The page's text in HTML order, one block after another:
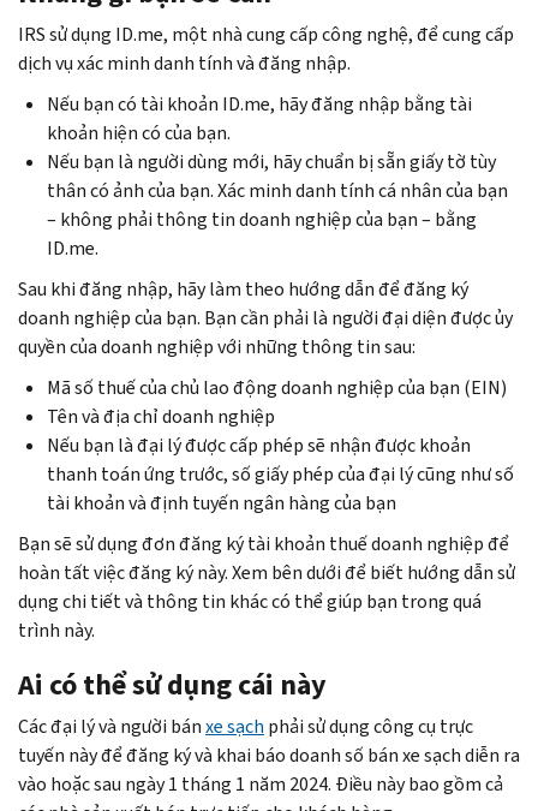
IRS sử dụng ID.me, một nhà cung cấp công nghệ, để cung cấp
dịch vụ xác minh danh tính và đăng nhập.
Nếu bạn có tài khoản ID.me, hãy đăng nhập bằng tài
khoản hiện có của bạn.
Nếu bạn là người dùng mới, hãy chuẩn bị sẵn giấy tờ tùy
thân có ảnh của bạn. Xác minh danh tính cá nhân của bạn
– không phải thông tin doanh nghiệp của bạn – bằng
ID.me.
Sau khi đăng nhập, hãy làm theo hướng dẫn để đăng ký
doanh nghiệp của bạn. Bạn cần phải là người đại diện được ủy
quyền của doanh nghiệp với những thông tin sau:
Mã số thuế của chủ lao động doanh nghiệp của bạn (EIN)
Tên và địa chỉ doanh nghiệp
Nếu bạn là đại lý được cấp phép sẽ nhận được khoản
thanh toán ứng trước, số giấy phép của đại lý cũng như số
tài khoản và định tuyến ngân hàng của bạn
Bạn sẽ sử dụng đơn đăng ký tài khoản thuế doanh nghiệp để
hoàn tất việc đăng ký này. Xem bên dưới để biết hướng dẫn sử
dụng chi tiết và thông tin khác có thể giúp bạn trong quá
trình này.
Ai có thể sử dụng cái này
Các đại lý và người bánxe sạch phải sử dụng công cụ trực
tuyến này để đăng ký và khai báo doanh số bán xe sạch diễn ra
vào hoặc sau ngày 1 tháng 1 năm 2024. Điều này bao gồm cả